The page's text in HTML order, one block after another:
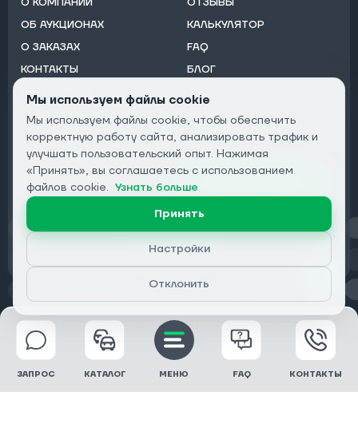
ОБ АУКЦИОНАХ
О ЗАКАЗАХ
КОНТАКТЫ
КАЛЬКУЛЯТОР
FAQ
БЛОГ
Подписаться на рассылку:
Email
Конфиденциальность
© 2026 DRIVECLICK GROUP LTD | Все права защищены
ЗАПРОС КАТАЛОГ МЕНЮ FAQ КОНТАКТЫ
Мы используем файлы cookie
Мы используем файлы cookie, чтобы обеспечить
корректную работу сайта, анализировать трафик и
улучшать пользовательский опыт. Нажимая
«Принять», вы соглашаетесь с использованием
файлов cookie. Узнать больше
Принять
Настройки
Отклонить